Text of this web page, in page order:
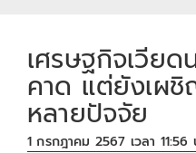
เศรษฐกิจเวียด
คาด แต่ยังเผ
หลายปัจจัย
1 กรกฎาคม 2567 เวลา 11:56